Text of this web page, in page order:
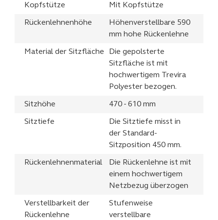
Kopfstütze Mit Kopfstütze
Rückenlehnenhöhe
Höhenverstellbare 590
mm hohe Rückenlehne
Material der Sitzfläche
Die gepolsterte
Sitzfläche ist mit
hochwertigem Trevira
Polyester bezogen.
Sitzhöhe 470 - 610 mm
Sitztiefe
Die Sitztiefe misst in
der Standard-
Sitzposition 450 mm.
Rückenlehnenmaterial
Die Rückenlehne ist mit
einem hochwertigem
Netzbezug überzogen
Verstellbarkeit der
Rückenlehne
Stufenweise
verstellbare